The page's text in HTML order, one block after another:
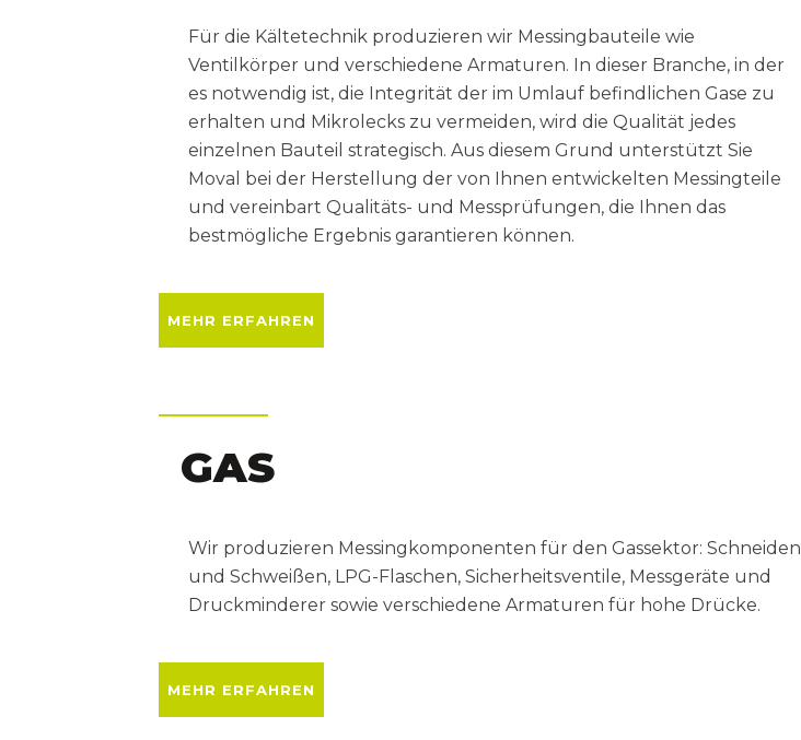
Für die Kältetechnik produzieren wir Messingbauteile wie
Ventilkörper und verschiedene Armaturen. In dieser Branche, in der
es notwendig ist, die Integrität der im Umlauf befindlichen Gase zu
erhalten und Mikrolecks zu vermeiden, wird die Qualität jedes
einzelnen Bauteil strategisch. Aus diesem Grund unterstützt Sie
Moval bei der Herstellung der von Ihnen entwickelten Messingteile
und vereinbart Qualitäts- und Messprüfungen, die Ihnen das
bestmögliche Ergebnis garantieren können.
MEHR ERFAHREN
GAS
Wir produzieren Messingkomponenten für den Gassektor: Schneiden
und Schweißen, LPG-Flaschen, Sicherheitsventile, Messgeräte und
Druckminderer sowie verschiedene Armaturen für hohe Drücke.
MEHR ERFAHREN